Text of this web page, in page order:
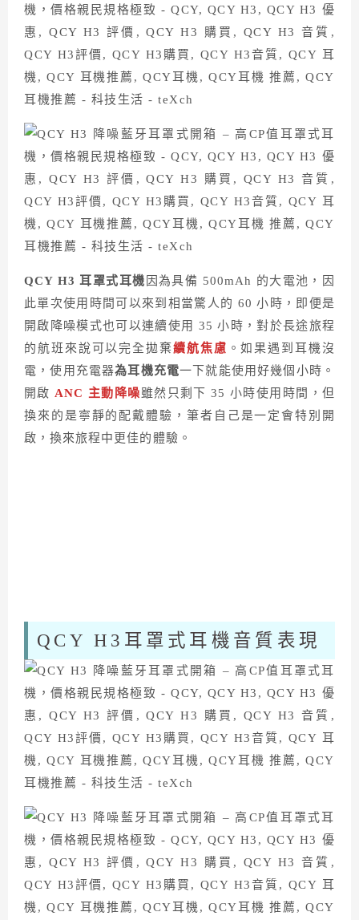
QCY H3 耳罩式耳機 因為具備 500mAh 的大電池，因
此單次使用時間可以來到相當驚人的 60 小時，即便是
開啟降噪模式也可以連續使用 35 小時，對於長途旅程
的航班來說可以完全拋棄續航焦慮 。如果遇到耳機沒
電，使用充電器為耳機充電一下就能使用好幾個小時。
開啟 ANC 主動降噪雖然只剩下 35 小時使用時間，但
換來的是寧靜的配戴體驗，筆者自己是一定會特別開
啟，換來旅程中更佳的體驗。
QCY H3耳罩式耳機音質表現